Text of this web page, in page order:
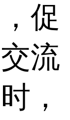
促
流
，